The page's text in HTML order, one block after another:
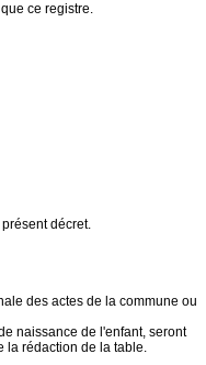
ce registre.
décret.
des actes de la commune ou
naissance de l'enfant, seront
la rédaction de la table.